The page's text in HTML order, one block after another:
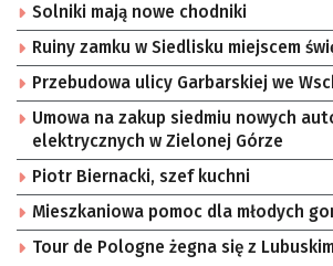
Solniki mają nowe chodniki
Ruiny zamku w Siedlisku miejscem
Przebudowa ulicy Garbarskiej we
Umowa na zakup siedmiu nowych
elektrycznych w Zielonej Górze
Piotr Biernacki, szef kuchni
Mieszkaniowa pomoc dla młodych
Tour de Pologne żegna się z Lubuskim